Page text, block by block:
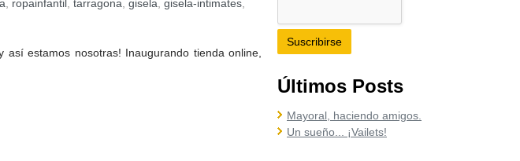
, ropainfantil, tarragona, gisela, gisela-intimates,
así estamos nosotras! Inaugurando tienda online,
Últimos Posts
Mayoral, haciendo amigos.
Un sueño... ¡Vailets!